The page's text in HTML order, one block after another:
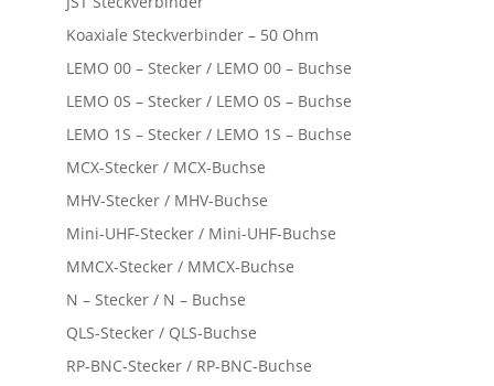
Koaxiale Steckverbinder – 50 Ohm
LEMO 00 – Stecker / LEMO 00 – Buchse
LEMO 0S – Stecker / LEMO 0S – Buchse
LEMO 1S – Stecker / LEMO 1S – Buchse
MCX-Stecker / MCX-Buchse
MHV-Stecker / MHV-Buchse
Mini-UHF-Stecker / Mini-UHF-Buchse
MMCX-Stecker / MMCX-Buchse
N – Stecker / N – Buchse
QLS-Stecker / QLS-Buchse
RP-BNC-Stecker / RP-BNC-Buchse